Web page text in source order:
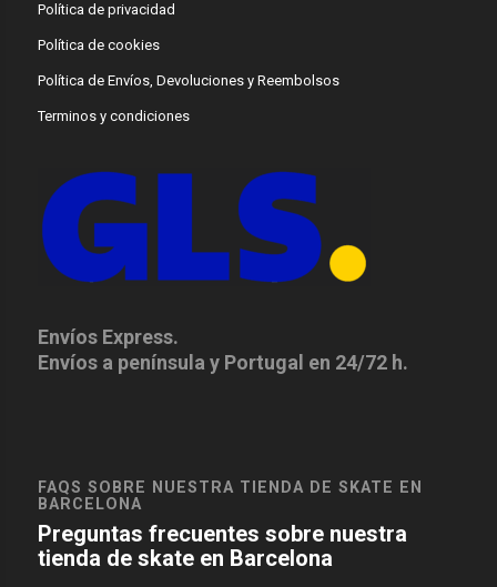
Política de privacidad
Política de cookies
Política de Envíos, Devoluciones y Reembolsos
Terminos y condiciones
Envíos Express.
Envíos a península y Portugal en 24/72 h.
FAQS SOBRE NUESTRA TIENDA DE SKATE EN
BARCELONA
Preguntas frecuentes sobre nuestra
tienda de skate en Barcelona